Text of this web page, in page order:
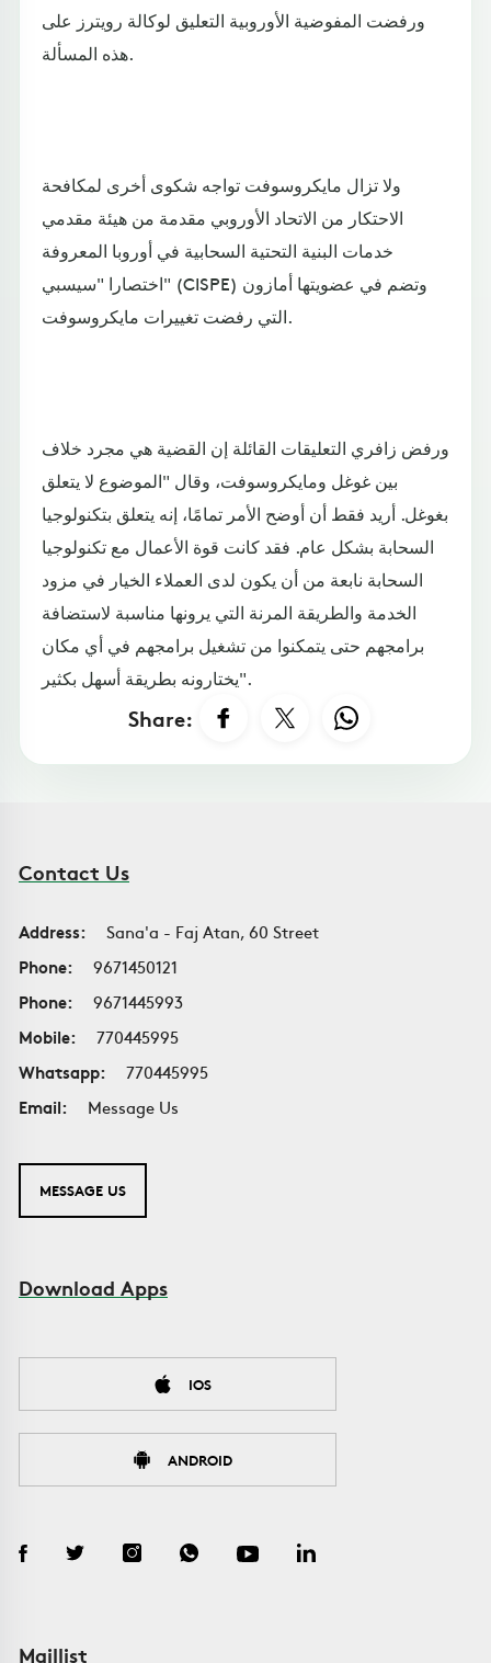
ورفضت المفوضية الأوروبية التعليق لوكالة رويترز على
هذه المسألة.
ولا تزال مايكروسوفت تواجه شكوى أخرى لمكافحة
الاحتكار من الاتحاد الأوروبي مقدمة من هيئة مقدمي
خدمات البنية التحتية السحابية في أوروبا المعروفة
اختصارا "سيسبي" (CISPE) وتضم في عضويتها أمازون
التي رفضت تغييرات مايكروسوفت.
ورفض زافري التعليقات القائلة إن القضية هي مجرد خلاف
بين غوغل ومايكروسوفت، وقال "الموضوع لا يتعلق
بغوغل. أريد فقط أن أوضح الأمر تمامًا، إنه يتعلق بتكنولوجيا
السحابة بشكل عام. فقد كانت قوة الأعمال مع تكنولوجيا
السحابة نابعة من أن يكون لدى العملاء الخيار في مزود
الخدمة والطريقة المرنة التي يرونها مناسبة لاستضافة
برامجهم حتى يتمكنوا من تشغيل برامجهم في أي مكان
يختارونه بطريقة أسهل بكثير".
Share:
Contact Us
Address:
Sana'a - Faj Atan, 60 Street
Phone:
9671450121
Phone:
9671445993
Mobile:
770445995
Whatsapp:
770445995
Email:
Message Us
MESSAGE US
Download Apps
IOS
ANDROID
Maillist